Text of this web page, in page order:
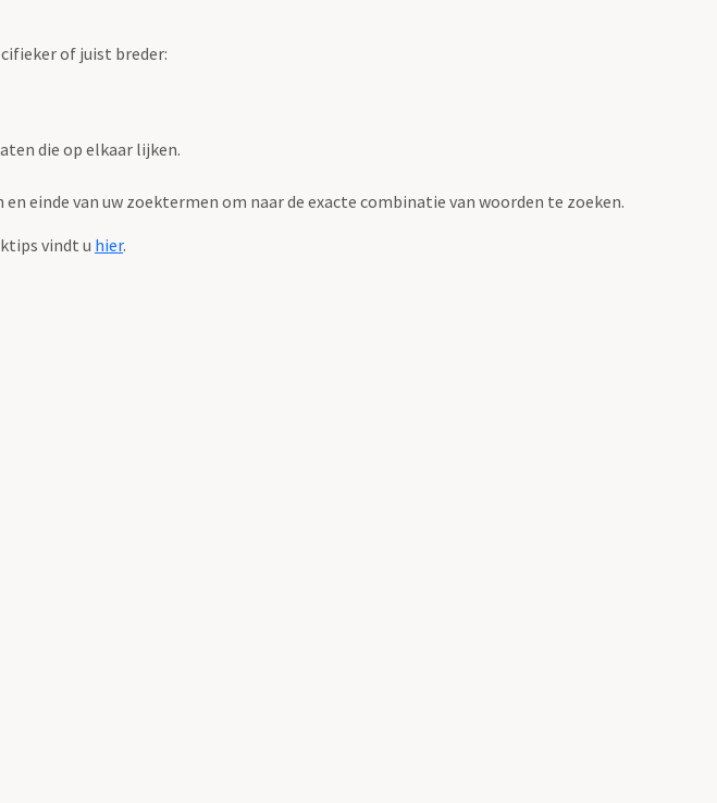
of juist breder:
die op elkaar lijken.
en einde van uw zoektermen om naar de exacte combinatie van woorden te zoeken.
vindt u hier.